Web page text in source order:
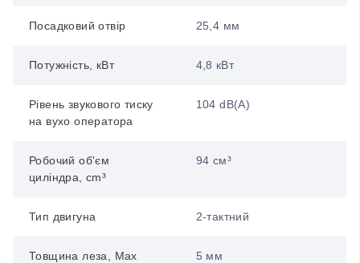
Посадковий отвір 25,4 мм
Потужність, кВт 4,8 кВт
Рівень звукового тиску
на вухо оператора
104 dB(A)
Робочий об'єм
циліндра, cm³
94 см³
Тип двигуна 2-тактний
Товщина леза, Max 5 мм